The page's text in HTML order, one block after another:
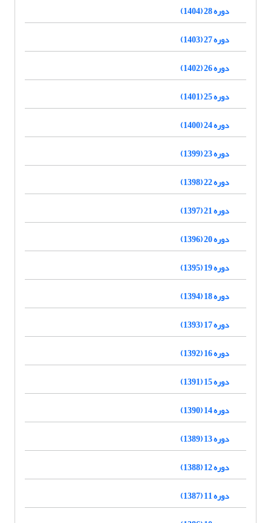
دوره 28 (1404)
دوره 27 (1403)
دوره 26 (1402)
دوره 25 (1401)
دوره 24 (1400)
دوره 23 (1399)
دوره 22 (1398)
دوره 21 (1397)
دوره 20 (1396)
دوره 19 (1395)
دوره 18 (1394)
دوره 17 (1393)
دوره 16 (1392)
دوره 15 (1391)
دوره 14 (1390)
دوره 13 (1389)
دوره 12 (1388)
دوره 11 (1387)